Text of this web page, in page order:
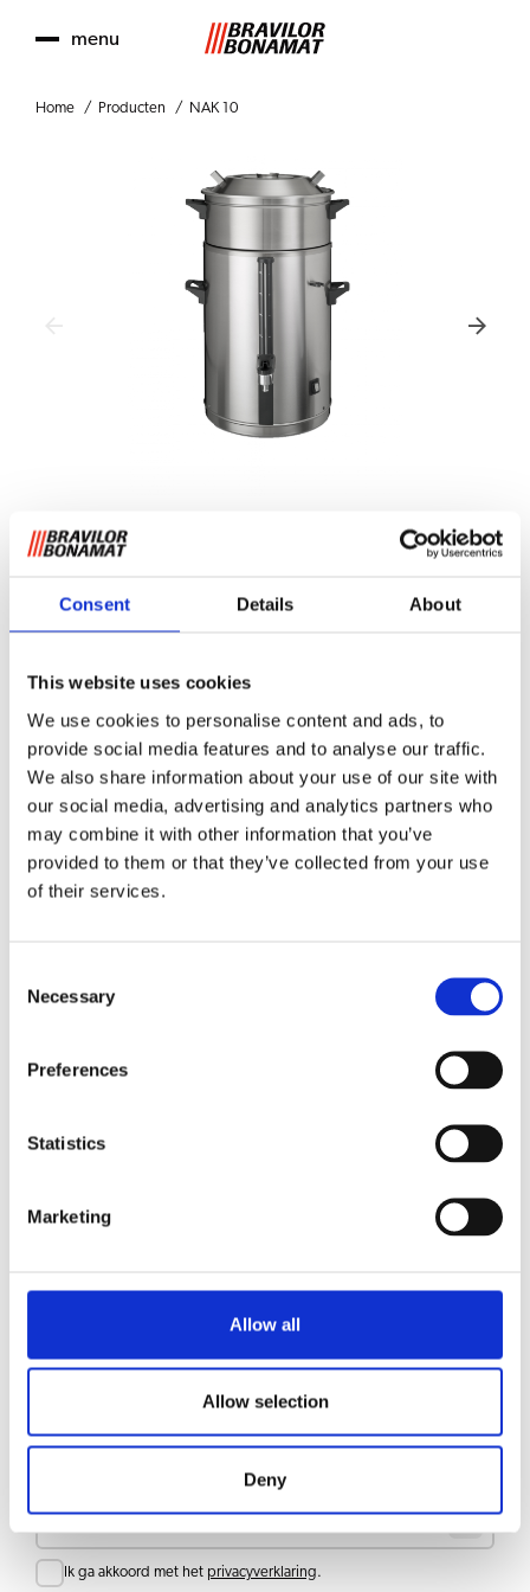
Consent Details About
This website uses cookies
We use cookies to personalise content and ads, to
provide social media features and to analyse our traffic.
We also share information about your use of our site with
our social media, advertising and analytics partners who
may combine it with other information that you’ve
provided to them or that they’ve collected from your use
of their services.
Selection
Necessary
Preferences
Statistics
Marketing
Allow all
Allow selection
Deny
menu
Home Producten NAK 10
NAK 10
Gemalen koffie
Dubbelwandige container met elektrische aansluiting,
inclusief deksel, peilglas, non-drip kraan en
Blijf op de hoogte
Consent
Ik ga akkoord met het privacyverklaring.